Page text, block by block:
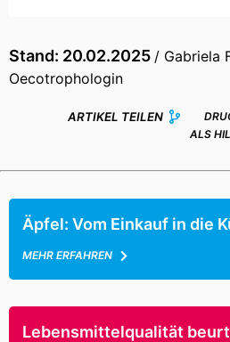
Stand: 20.02.2025 / Gabriela
Oecotrophologin
ARTIKEL TEILEN
ALS
Äpfel: Vom Einkauf in die
MEHR ERFAHREN
Lebensmittelqualität